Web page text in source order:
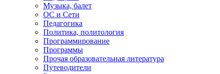
Музыка, балет
ОС и Сети
Педагогика
Политика, политология
Программирование
Программы
Прочая образовательная литература
Путеводители